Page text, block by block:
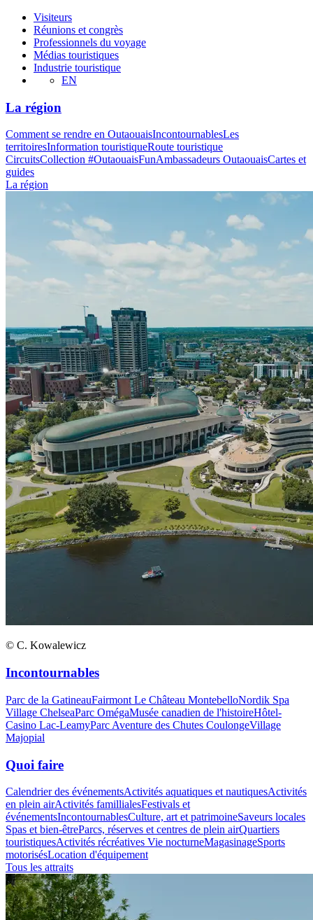
Visiteurs
Réunions et congrès
Professionnels du voyage
Médias touristiques
Industrie touristique
EN
La région
Comment se rendre en OutaouaisIncontournablesLes
territoiresInformation touristiqueRoute touristique
CircuitsCollection #OutaouaisFunAmbassadeurs OutaouaisCartes et
guides
La région
© C. Kowalewicz
Incontournables
Parc de la GatineauFairmont Le Château MontebelloNordik Spa
Village ChelseaParc OmégaMusée canadien de l'histoireHôtel-
Casino Lac-LeamyParc Aventure des Chutes CoulongeVillage
Majopial
Quoi faire
Calendrier des événementsActivités aquatiques et nautiquesActivités
en plein airActivités famillialesFestivals et
événementsIncontournablesCulture, art et patrimoineSaveurs locales
Spas et bien-êtreParcs, réserves et centres de plein airQuartiers
touristiquesActivités récréatives Vie nocturneMagasinageSports
motorisésLocation d'équipement
Tous les attraits